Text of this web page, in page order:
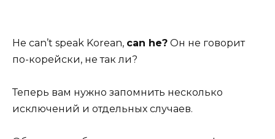
He can’t speak Korean, can he? Он не говорит
по-корейски, не так ли?
Теперь вам нужно запомнить несколько
исключений и отдельных случаев.